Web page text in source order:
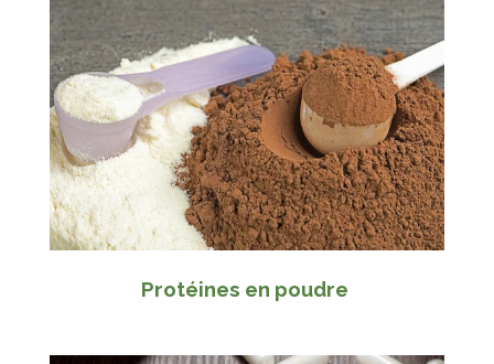
Protéines en poudre